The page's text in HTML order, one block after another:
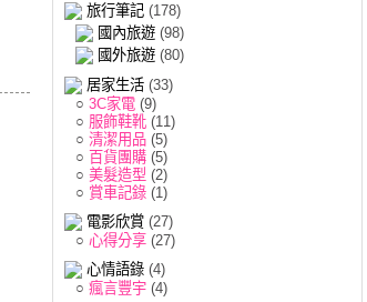
旅行筆記 (178)
國內旅遊 (98)
國外旅遊 (80)
居家生活 (33)
○ 3C家電 (9)
○ 服飾鞋靴 (11)
○ 清潔用品 (5)
○ 百貨團購 (5)
○ 美髮造型 (2)
○ 賞車記錄 (1)
電影欣賞 (27)
○ 心得分享 (27)
心情語錄 (4)
○ 瘋言豐宇 (4)